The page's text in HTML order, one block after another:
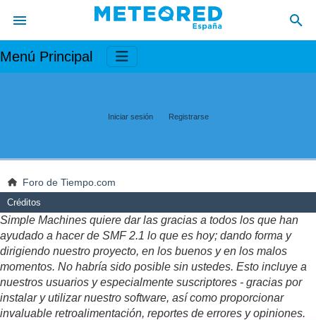
Menú Principal
Iniciar sesión Registrarse
Foro de Tiempo.com
Créditos
Simple Machines quiere dar las gracias a todos los que han
ayudado a hacer de SMF 2.1 lo que es hoy; dando forma y
dirigiendo nuestro proyecto, en los buenos y en los malos
momentos. No habría sido posible sin ustedes. Esto incluye a
nuestros usuarios y especialmente suscriptores - gracias por
instalar y utilizar nuestro software, así como proporcionar
invaluable retroalimentación, reportes de errores y opiniones.